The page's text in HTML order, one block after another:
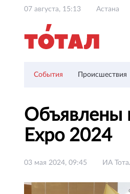
07 августа, 15:13 Астана
События Происшествия
Объявлены
Expo 2024
03 мая 2024, 09:45 ИА